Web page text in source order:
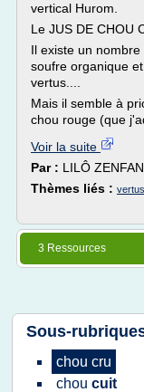
vertical Hurom.
Le JUS DE CHOU
Il existe un
soufre organique
vertus....
Mais il semble à
chou rouge (que
Voir la suite
Par : LILÔ ZENFAN
Thèmes liés :
3 Ressources
Sous-
chou cru
chou cuit